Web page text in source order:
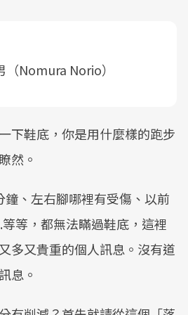
（Nomura Norio）
下鞋底，你是用什麼樣的跑步
然。
鐘、左右腳哪裡有受傷、以前
等，都無法瞞過鞋底，這裡
多又貴重的個人訊息。沒有道
息。